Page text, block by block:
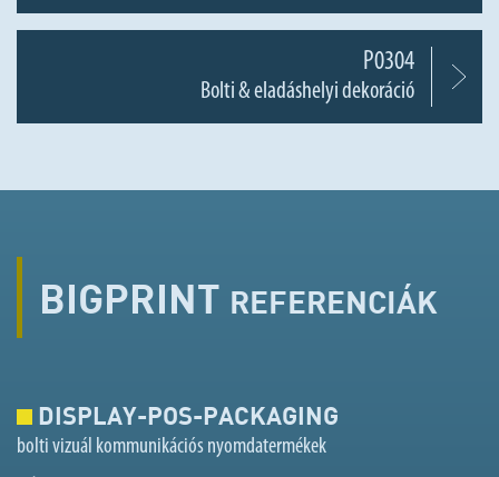
P0304
Bolti & eladáshelyi dekoráció
BIGPRINT REFERENCIÁK
DISPLAY-POS-PACKAGING
bolti vizuál kommunikációs nyomdatermékek